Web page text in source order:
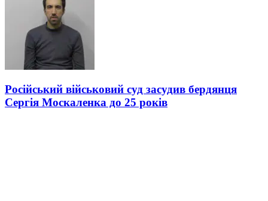
Російський військовий суд засудив бердянця
Сергія Москаленка до 25 років